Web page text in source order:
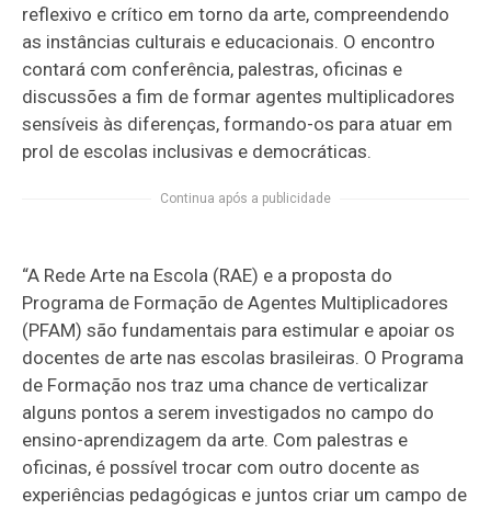
reflexivo e crítico em torno da arte, compreendendo
as instâncias culturais e educacionais. O encontro
contará com conferência, palestras, oficinas e
discussões a fim de formar agentes multiplicadores
sensíveis às diferenças, formando-os para atuar em
prol de escolas inclusivas e democráticas.
Continua após a publicidade
“A Rede Arte na Escola (RAE) e a proposta do
Programa de Formação de Agentes Multiplicadores
(PFAM) são fundamentais para estimular e apoiar os
docentes de arte nas escolas brasileiras. O Programa
de Formação nos traz uma chance de verticalizar
alguns pontos a serem investigados no campo do
ensino-aprendizagem da arte. Com palestras e
oficinas, é possível trocar com outro docente as
experiências pedagógicas e juntos criar um campo de